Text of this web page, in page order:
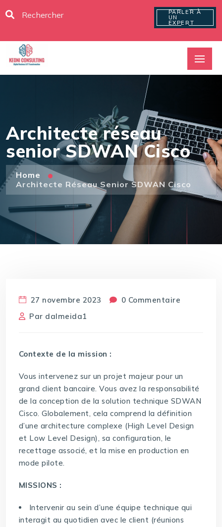
PARLER À
UN
EXPERT
Architecte réseau
senior SDWAN Cisco
Home
Architecte Réseau Senior SDWAN Cisco
27 novembre 2023
0 Commentaire
Par dalmeida1
Contexte de la mission :
Vous intervenez sur un projet majeur pour un
grand client bancaire. Vous avez la responsabilité
de la conception de la solution technique SDWAN
Cisco. Globalement, cela comprend la définition
d’une architecture complexe (High Level Design
et Low Level Design), sa configuration, le
recettage associé, et la mise en production en
mode pilote.
MISSIONS :
Intervenir au sein d’une équipe technique qui
interagit au quotidien avec le client (réunions